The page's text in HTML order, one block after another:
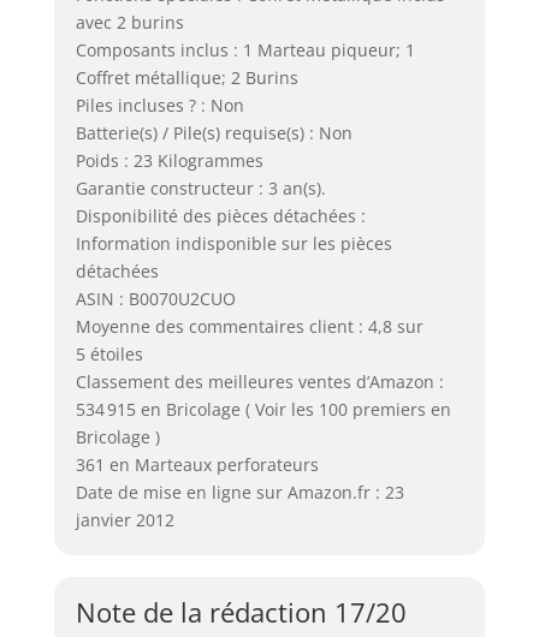
avec 2 burins
Composants inclus : 1 Marteau piqueur; 1
Coffret métallique; 2 Burins
Piles incluses ? : Non
Batterie(s) / Pile(s) requise(s) : Non
Poids : 23 Kilogrammes
Garantie constructeur : 3 an(s).
Disponibilité des pièces détachées :
Information indisponible sur les pièces
détachées
ASIN : B0070U2CUO
Moyenne des commentaires client : 4,8 sur
5 étoiles
Classement des meilleures ventes d’Amazon :
534 915 en Bricolage ( Voir les 100 premiers en
Bricolage )
361 en Marteaux perforateurs
Date de mise en ligne sur Amazon.fr : 23
janvier 2012
Note de la rédaction 17/20